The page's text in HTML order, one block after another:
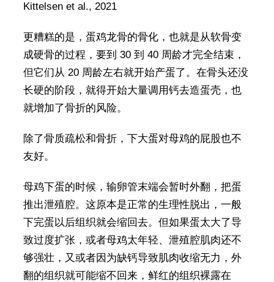
Kittelsen et al., 2021
更糟糕的是，蛋鸡龙骨的骨化，也就是从软骨变
成硬骨的过程，要到 30 到 40 周龄才完全结束，
但它们从 20 周龄左右就开始产蛋了。在骨头还没
长硬的阶段，就得开始大量调用钙去造蛋壳，也
就增加了骨折的风险。
除了骨质疏松和骨折，下大蛋对母鸡的屁股也不
友好。
母鸡下蛋的时候，输卵管末端会暂时外翻，把蛋
推出泄殖腔。这原本是正常的生理性脱出，一般
下完蛋以后组织就会缩回去。但如果蛋太大了导
致过度扩张，或者母鸡太年轻、泄殖腔肌肉还不
够强壮，又或者因为缺钙导致肌肉收缩无力，外
翻的组织就可能缩不回来，鲜红的组织裸露在